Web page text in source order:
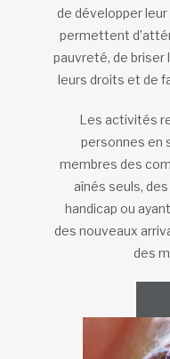
de développer
permettent
pauvreté, de briser
leurs droits et de
Les activités
personnes en
membres des
aînés seuls,
handicap ou
des nouveaux
des